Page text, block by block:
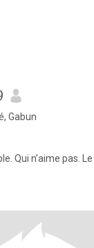
Gabun
Qui n’aime pas.